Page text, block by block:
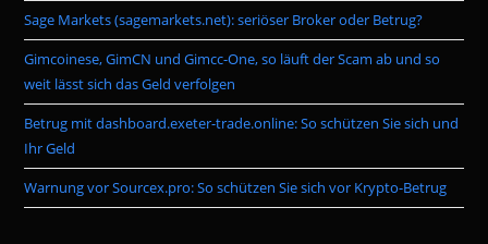
Sage Markets (sagemarkets.net): seriöser Broker oder Betrug?
Gimcoinese, GimCN und Gimcc-One, so läuft der Scam ab und so
weit lässt sich das Geld verfolgen
Betrug mit dashboard.exeter-trade.online: So schützen Sie sich und
Ihr Geld
Warnung vor Sourcex.pro: So schützen Sie sich vor Krypto-Betrug